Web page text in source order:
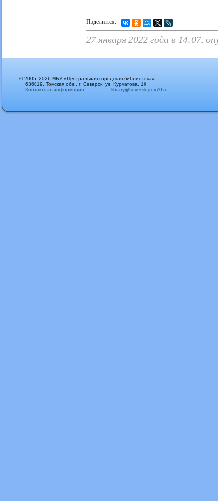
Поделиться:
27 января 2022 года в 14:07,
© 2005–2026 МБУ «Центральная городская библиотека»
636019, Томская обл., г. Северск, ул. Курчатова, 16
Контактная информация
library@seversk.gov70.ru